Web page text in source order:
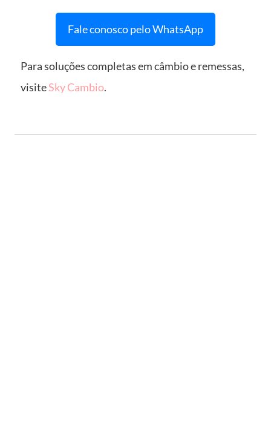
Fale conosco pelo WhatsApp
Para soluções completas em câmbio e remessas,
visiteSky Cambio.